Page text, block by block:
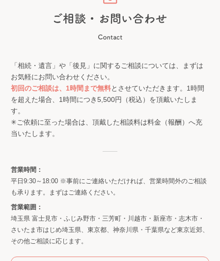
「相続・遺言」や「後見」に関するご相談については、まずは
お気軽にお問い合わせください。
初回のご相談は、1時間まで無料とさせていただきます。1時間
を超えた場合、1時間につき5,500円（税込）を頂戴いたしま
す。
✳︎ご依頼に至った場合は、頂戴した相談料は料金（報酬）へ充
当いたします。
営業時間：
平日9:30～18:00 ※事前にご連絡いただければ、営業時間外のご相談
も承ります。まずはご連絡ください。
営業範囲：
埼玉県 富士見市・ふじみ野市・三芳町・川越市・新座市・志木市・
さいたま市はじめ埼玉県、東京都、神奈川県・千葉県など東京近郊、
その他ご相談に応じます。